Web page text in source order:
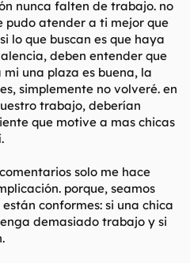
nunca falten de trabajo. no
pudo atender a ti mejor que
lo que buscan es que haya
deben entender que
una plaza es buena, la
simplemente no volveré. en
trabajo, deberían
que motive a mas chicas
solo me hace
porque, seamos
conformes: si una chica
demasiado trabajo y si